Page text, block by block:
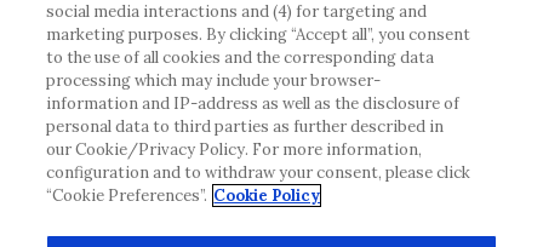
Roche har inte alltid möjlighet att kvalitetssäkra
andras inlägg, men kommer att ta bort vilseledande
eller olämpliga inlägg i möjligaste mån. Vi har inget
ansvar för innehållet på externa webbplatser som
det länkas till. Kopiering av material från denna
webbplats för användning någon annanstans är inte
tillåtet utan överenskommelse. Webbplatsen säljer
social media interactions and (4) for targeting and
marketing purposes. By clicking “Accept all”, you consent
to the use of all cookies and the corresponding data
processing which may include your browser-
information and IP-address as well as the disclosure of
personal data to third parties as further described in
our Cookie/Privacy Policy. For more information,
configuration and to withdraw your consent, please click
“Cookie Preferences”. Cookie Policy